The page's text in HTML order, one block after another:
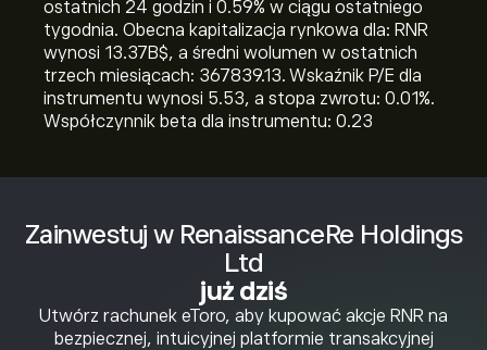
Zainwestuj w RenaissanceRe Holdings
Ltd
już dziś
Utwórz rachunek eToro, aby kupować akcje RNR na
bezpiecznej, intuicyjnej platformie transakcyjnej
ostatnich 24 godzin i ‎0.59‎% w ciągu ostatniego
tygodnia. Obecna kapitalizacja rynkowa dla: RNR
wynosi 13.37B‎$‎, a średni wolumen w ostatnich
trzech miesiącach: 367839.13. Wskaźnik P/E dla
instrumentu wynosi 5.53, a stopa zwrotu: 0.01%.
Współczynnik beta dla instrumentu: 0.23